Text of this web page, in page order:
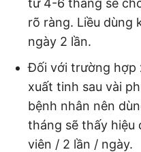
từ 4-6 tháng sẽ
rõ ràng. Liều dùng
ngày 2 lần.
Đối với trường hợp
xuất tinh sau vài
bệnh nhân nên
tháng sẽ thấy hiệu
viên / 2 lần / ngày.